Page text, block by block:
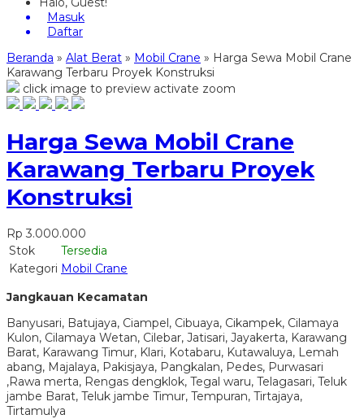
Masuk
Daftar
Beranda » Alat Berat » Mobil Crane » Harga Sewa Mobil Crane
Karawang Terbaru Proyek Konstruksi
click image to preview activate zoom
Harga Sewa Mobil Crane
Karawang Terbaru Proyek
Konstruksi
Rp 3.000.000
Stok
Tersedia
Kategori Mobil Crane
Jangkauan Kecamatan
Banyusari, Batujaya, Ciampel, Cibuaya, Cikampek, Cilamaya
Kulon, Cilamaya Wetan, Cilebar, Jatisari, Jayakerta, Karawang
Barat, Karawang Timur, Klari, Kotabaru, Kutawaluya, Lemah
abang, Majalaya, Pakisjaya, Pangkalan, Pedes, Purwasari
,Rawa merta, Rengas dengklok, Tegal waru, Telagasari, Teluk
jambe Barat, Teluk jambe Timur, Tempuran, Tirtajaya,
Tirtamulya